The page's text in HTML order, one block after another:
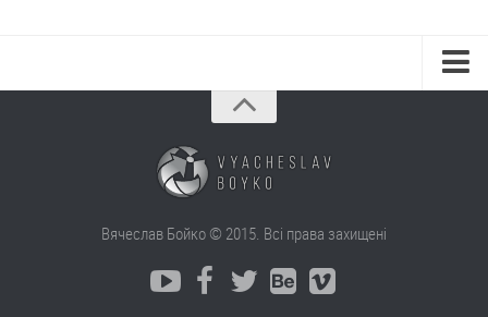
Вячеслав Бойко © 2015. Всі права захищені